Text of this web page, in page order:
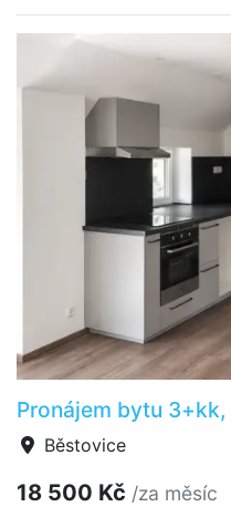
Pronájem bytu
Běstovice
18 500 Kč /za měsíc